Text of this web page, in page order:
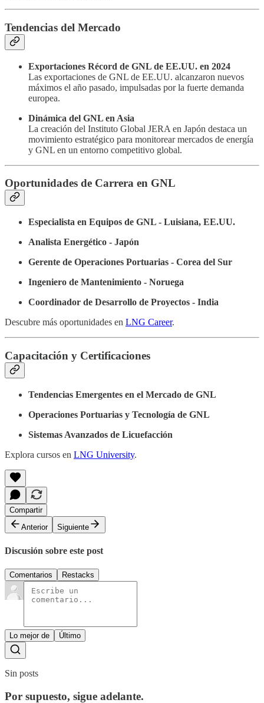
Tendencias del Mercado
Exportaciones Récord de GNL de EE.UU. en 2024
Las exportaciones de GNL de EE.UU. alcanzaron nuevos
máximos el año pasado, impulsadas por la fuerte demanda
europea.
Dinámica del GNL en Asia
La creación del Instituto Global JERA en Japón destaca un
movimiento estratégico para monitorear mercados de energía
y GNL en un entorno competitivo global.
Oportunidades de Carrera en GNL
Especialista en Equipos de GNL - Luisiana, EE.UU.
Analista Energético - Japón
Gerente de Operaciones Portuarias - Corea del Sur
Ingeniero de Mantenimiento - Noruega
Coordinador de Desarrollo de Proyectos - India
Descubre más oportunidades en LNG Career.
Capacitación y Certificaciones
Tendencias Emergentes en el Mercado de GNL
Operaciones Portuarias y Tecnología de GNL
Sistemas Avanzados de Licuefacción
Explora cursos en LNG University.
Compartir
Anterior
Siguiente
Discusión sobre este post
Comentarios Restacks
Lo mejor de Último
Sin posts
Por supuesto, sigue adelante.